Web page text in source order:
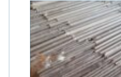
kontrolleres, skal det ske
uden at ødelægge
emnet. Her kommerN...